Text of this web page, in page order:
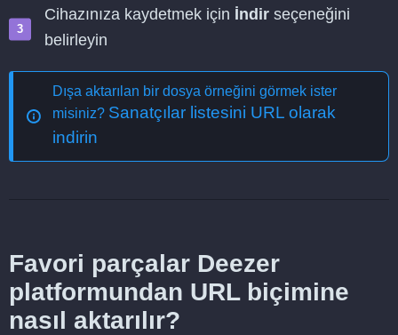
Cihazınıza kaydetmek için İndir seçeneğini
belirleyin
Dışa aktarılan bir dosya örneğini görmek ister
misiniz? Sanatçılar listesini URL olarak
indirin
Favori parçalar Deezer
platformundan URL biçimine
nasıl aktarılır?